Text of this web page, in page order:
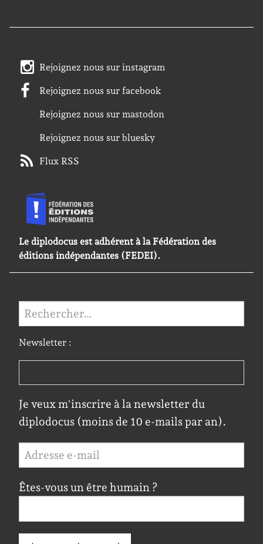
Rejoignez nous sur instagram
Rejoignez nous sur facebook
Rejoignez nous sur mastodon
Rejoignez nous sur bluesky
Flux RSS
Le diplodocus est adhérent à la Fédération des
éditions indépendantes (FEDEI).
Rechercher :
Newsletter :
Je veux m'inscrire à la newsletter du
diplodocus (moins de 10 e-mails par an).
Êtes-vous un être humain ?